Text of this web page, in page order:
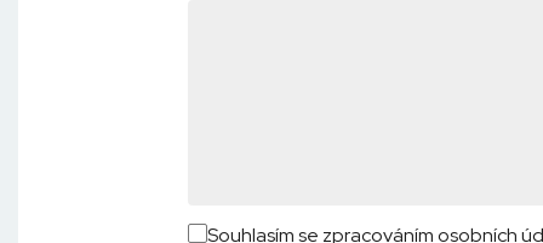
Souhlasím se zpracováním osobních